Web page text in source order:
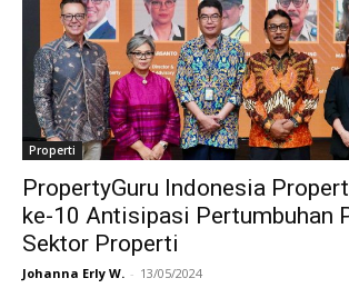
Properti
PropertyGuru Indonesia
ke-10 Antisipasi Pertumbuhan
Sektor Properti
Johanna Erly W. - 13/05/2024